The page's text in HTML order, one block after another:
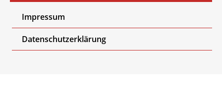
Impressum
Datenschutzerklärung